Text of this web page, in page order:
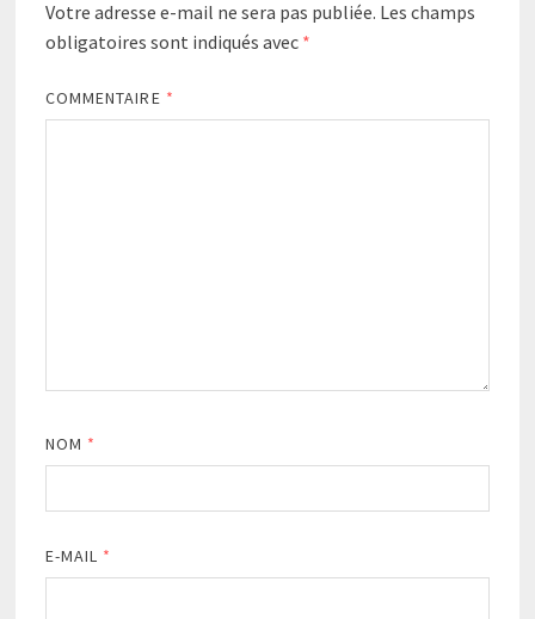
Votre adresse e-mail ne sera pas publiée. Les champs
obligatoires sont indiqués avec *
COMMENTAIRE *
NOM *
E-MAIL *